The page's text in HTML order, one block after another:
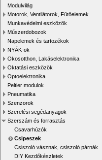
Modulvilág
Motorok, Ventilátorok, Fűtőelemek
Munkavédelmi eszközök
Műszerdobozok
Napelemek és tartozékok
NYÁK-ok
Okosotthon, Lakáselektronika
Oktatási eszközök
Optoelektronika
Peltier modulok
Pneumatika
Szenzorok
Szerelési segédanyagok
Szerszám és forrasztás
Csavarhúzók
Csipeszek
Csiszoló vásznak, csiszoló párnák
DIY Kezdőkészletek